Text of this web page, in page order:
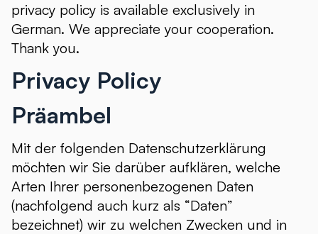
privacy policy is available exclusively in
German. We appreciate your cooperation.
Thank you.
Privacy Policy
Präambel
Mit der folgenden Datenschutzerklärung
möchten wir Sie darüber aufklären, welche
Arten Ihrer personenbezogenen Daten
(nachfolgend auch kurz als “Daten”
bezeichnet) wir zu welchen Zwecken und in